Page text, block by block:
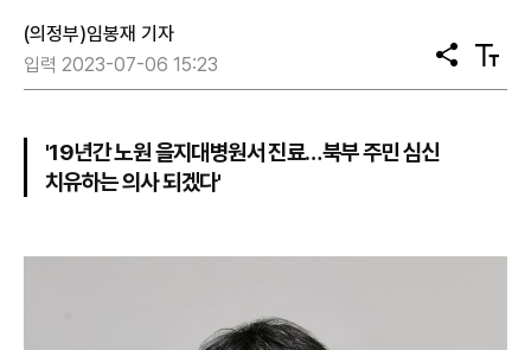
(의정부)임봉재 기자
입력 2023-07-06 15:23
공
유
텍
스
'19년간 노원 을지대병원서 진료…북부 주민 심신
치유하는 의사 되겠다'